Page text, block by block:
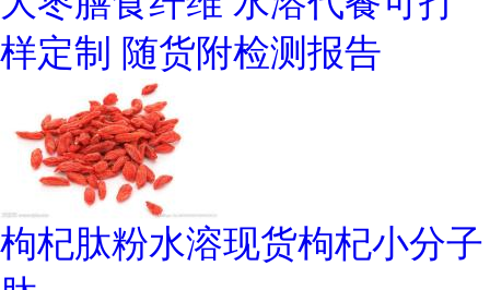
样定制 随货附检测报告
枸杞肽粉水溶现货枸杞小分子